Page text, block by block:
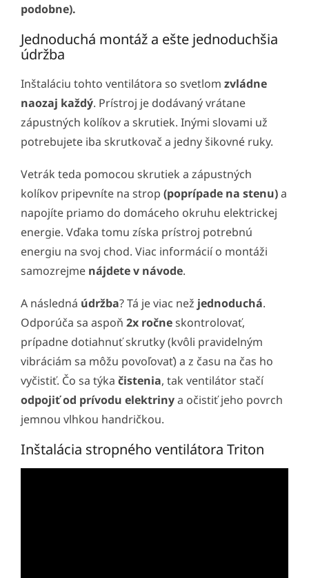
podobne).
Jednoduchá montáž a ešte jednoduchšia
údržba
Inštaláciu tohto ventilátora so svetlom zvládne
naozaj každý. Prístroj je dodávaný vrátane
zápustných kolíkov a skrutiek. Inými slovami už
potrebujete iba skrutkovač a jedny šikovné ruky.
Vetrák teda pomocou skrutiek a zápustných
kolíkov pripevníte na strop (poprípade na stenu)a
napojíte priamo do domáceho okruhu elektrickej
energie. Vďaka tomu získa prístroj potrebnú
energiu na svoj chod. Viac informácií o montáži
samozrejme nájdete v návode.
A následná údržba? Tá je viac než jednoduchá.
Odporúča sa aspoň 2x ročneskontrolovať,
prípadne dotiahnuť skrutky (kvôli pravidelným
vibráciám sa môžu povoľovať) a z času na čas ho
vyčistiť. Čo sa týka čistenia, tak ventilátor stačí
odpojiť od prívodu elektrinya očistiť jeho povrch
jemnou vlhkou handričkou.
Inštalácia stropného ventilátora Triton